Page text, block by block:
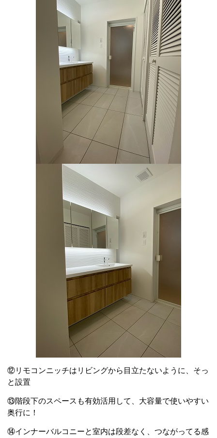
⑫リモコンニッチはリビングから目立たないように、そっ
と設置
⑬階段下のスペースも有効活用して、大容量で使いやすい
奥行に！
⑭インナーバルコニーと室内は段差なく、つながってる感